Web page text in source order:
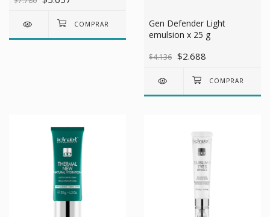
Gen Defender Light
emulsion x 25 g
$4.136 $2.688